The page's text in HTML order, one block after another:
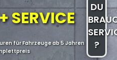
SERVICE
für Fahrzeuge ab 5 Jahren
DU
?